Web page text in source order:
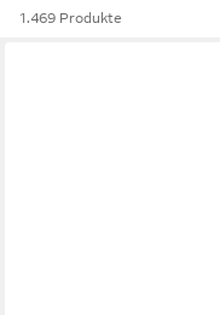
1.469 Produkte